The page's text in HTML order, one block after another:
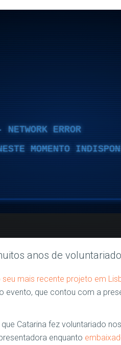
anos de
seu mais recente projeto em
evento, que contou com a
Catarina fez voluntariado
enquanto